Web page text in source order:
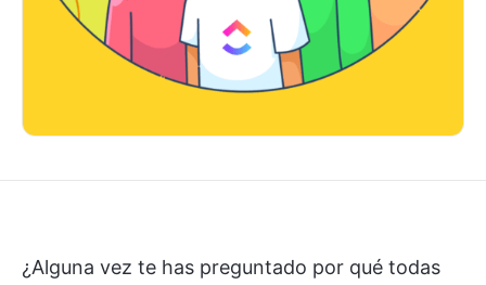
¿Alguna vez te has preguntado por qué todas